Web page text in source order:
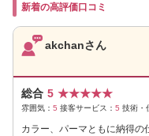
新着の高評価口コミ
akchanさん
総合 5 ★★★★★
雰囲気： 5 接客サービス： 5 技術・
カラー、パーマともに納得の